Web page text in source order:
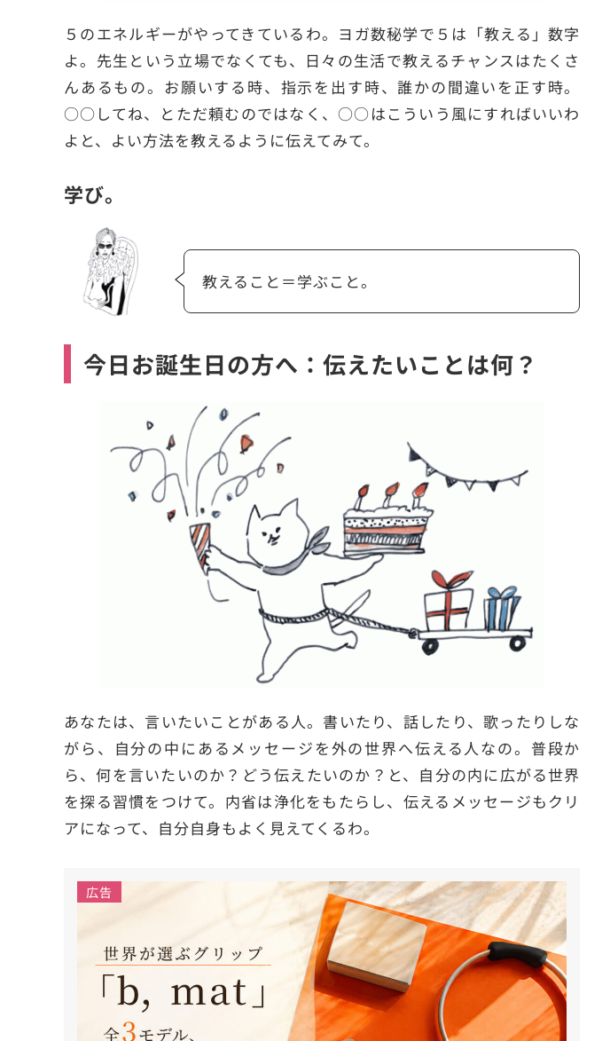
５のエネルギーがやってきているわ。ヨガ数秘学で５は「教える」数字
よ。先生という立場でなくても、日々の生活で教えるチャンスはたくさ
んあるもの。お願いする時、指示を出す時、誰かの間違いを正す時。
○○してね、とただ頼むのではなく、○○はこういう風にすればいいわ
よと、よい方法を教えるように伝えてみて。
学び。
教えること＝学ぶこと。
今日お誕生日の方へ：伝えたいことは何？
あなたは、言いたいことがある人。書いたり、話したり、歌ったりしな
がら、自分の中にあるメッセージを外の世界へ伝える人なの。普段か
ら、何を言いたいのか？どう伝えたいのか？と、自分の内に広がる世界
を探る習慣をつけて。内省は浄化をもたらし、伝えるメッセージもクリ
アになって、自分自身もよく見えてくるわ。
広告